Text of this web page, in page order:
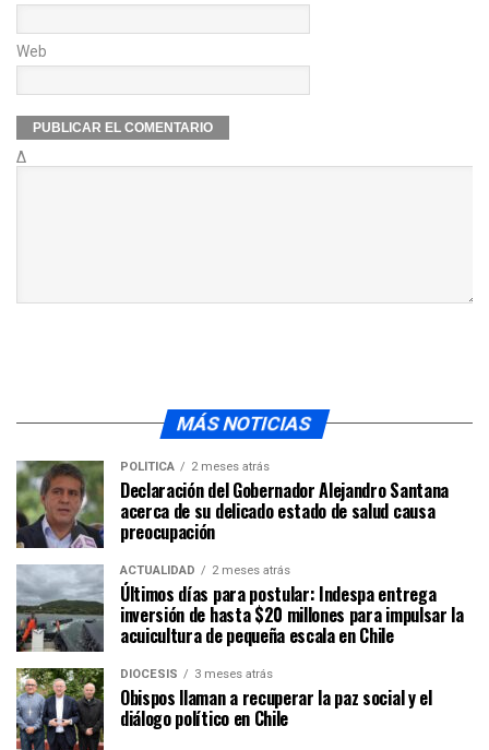
Web
Δ
MÁS NOTICIAS
POLÍTICA 2 meses atrás
Declaración del Gobernador Alejandro Santana
acerca de su delicado estado de salud causa
preocupación
ACTUALIDAD 2 meses atrás
Últimos días para postular: Indespa entrega
inversión de hasta $20 millones para impulsar la
acuicultura de pequeña escala en Chile
DIÓCESIS 3 meses atrás
Obispos llaman a recuperar la paz social y el
diálogo político en Chile